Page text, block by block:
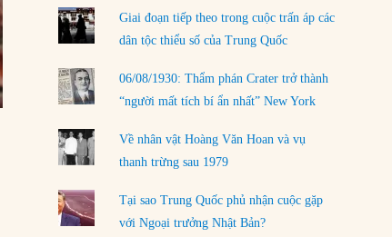
Giai đoạn tiếp theo trong cuộc trấn áp các
dân tộc thiểu số của Trung Quốc
06/08/1930: Thẩm phán Crater trở thành
“người mất tích bí ẩn nhất” New York
Về nhân vật Hoàng Văn Hoan và vụ
thanh trừng sau 1979
Tại sao Trung Quốc phủ nhận cuộc gặp
với Ngoại trưởng Nhật Bản?